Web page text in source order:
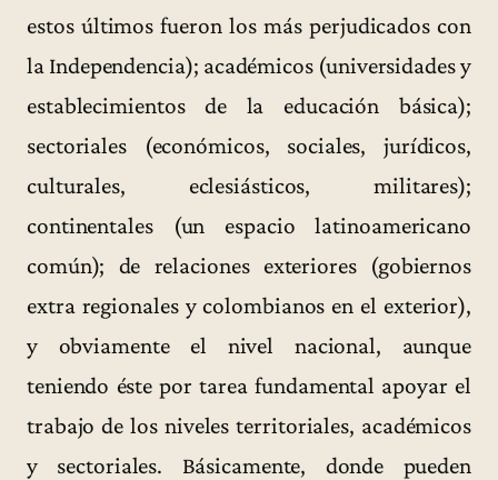
estos últimos fueron los más perjudicados con
la Independencia); académicos (universidades y
establecimientos de la educación básica);
sectoriales (económicos, sociales, jurídicos,
culturales, eclesiásticos, militares);
continentales (un espacio latinoamericano
común); de relaciones exteriores (gobiernos
extra regionales y colombianos en el exterior),
y obviamente el nivel nacional, aunque
teniendo éste por tarea fundamental apoyar el
trabajo de los niveles territoriales, académicos
y sectoriales. Básicamente, donde pueden